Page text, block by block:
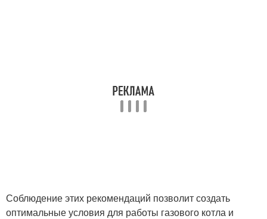
Соблюдение этих рекомендаций позволит создать
оптимальные условия для работы газового котла и